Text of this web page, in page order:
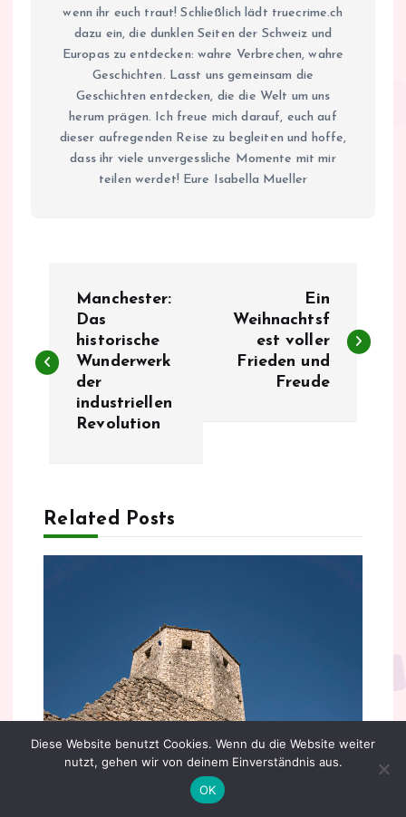
wenn ihr euch traut! Schließlich lädt truecrime.ch
dazu ein, die dunklen Seiten der Schweiz und
Europas zu entdecken: wahre Verbrechen, wahre
Geschichten. Lasst uns gemeinsam die
Geschichten entdecken, die die Welt um uns
herum prägen. Ich freue mich darauf, euch auf
dieser aufregenden Reise zu begleiten und hoffe,
dass ihr viele unvergessliche Momente mit mir
teilen werdet! Eure Isabella Mueller
i
a
g
v
Manchester:
Das
historische
Wunderwerk
der
industriellen
Revolution
Ein
Weihnachtsf
est voller
Frieden und
Freude
Related Posts
Diese Website benutzt Cookies. Wenn du die Website weiter
nutzt, gehen wir von deinem Einverständnis aus.
OK